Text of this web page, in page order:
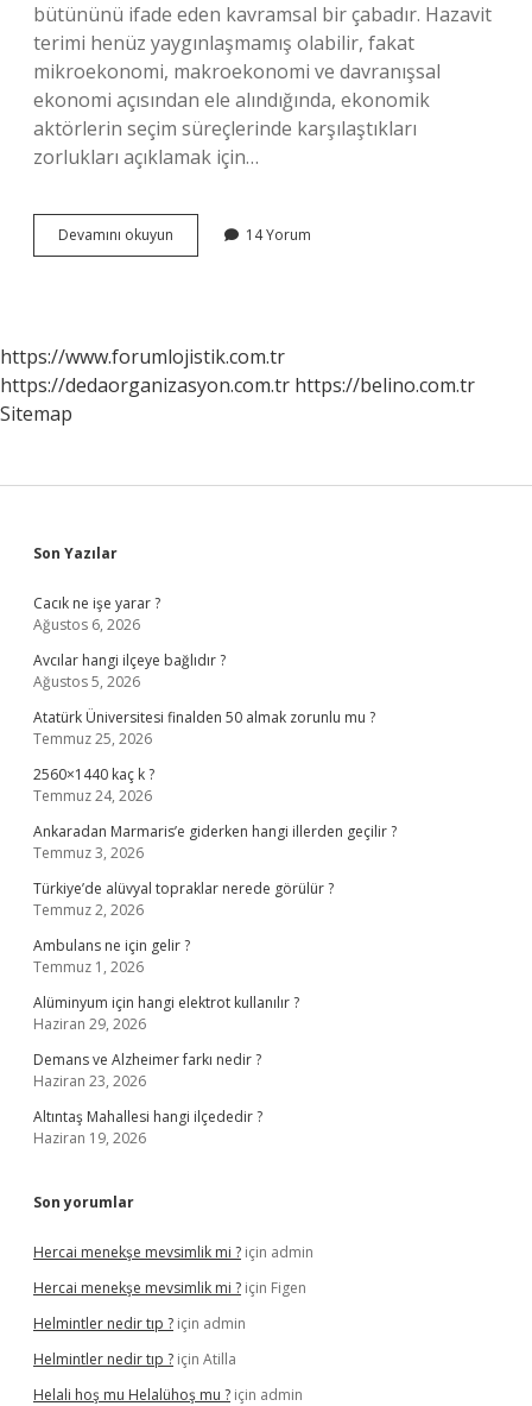
bütününü ifade eden kavramsal bir çabadır. Hazavit
terimi henüz yaygınlaşmamış olabilir, fakat
mikroekonomi, makroekonomi ve davranışsal
ekonomi açısından ele alındığında, ekonomik
aktörlerin seçim süreçlerinde karşılaştıkları
zorlukları açıklamak için…
Devamını okuyun
ne
14 Yorum
https://www.forumlojistik.com.tr
https://dedaorganizasyon.com.tr https://belino.com.tr
Sitemap
Sidebar
Son Yazılar
Cacık ne işe yarar ?
Ağustos 6, 2026
Avcılar hangi ilçeye bağlıdır ?
Ağustos 5, 2026
Atatürk Üniversitesi finalden 50 almak zorunlu mu ?
Temmuz 25, 2026
2560×1440 kaç k ?
Temmuz 24, 2026
Ankaradan Marmaris’e giderken hangi illerden geçilir ?
Temmuz 3, 2026
Türkiye’de alüvyal topraklar nerede görülür ?
Temmuz 2, 2026
Ambulans ne için gelir ?
Temmuz 1, 2026
Alüminyum için hangi elektrot kullanılır ?
Haziran 29, 2026
Demans ve Alzheimer farkı nedir ?
Haziran 23, 2026
Altıntaş Mahallesi hangi ilçededir ?
Haziran 19, 2026
Son yorumlar
Hercai menekşe mevsimlik mi ? için admin
Hercai menekşe mevsimlik mi ? için Figen
Helmintler nedir tıp ? için admin
Helmintler nedir tıp ? için Atilla
Helali hoş mu Helalühoş mu ? için admin